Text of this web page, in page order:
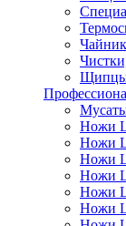
Ножи
Ножи
Ножи
Ножи
Ножи
Ножи